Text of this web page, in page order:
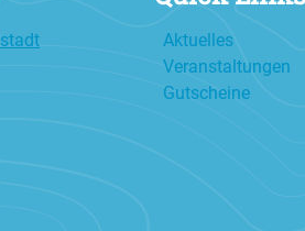
Aktuelles
Veranstaltungen
Gutscheine